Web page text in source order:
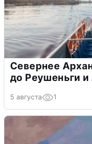
Севернее
до Реушеньги
5 августа 1